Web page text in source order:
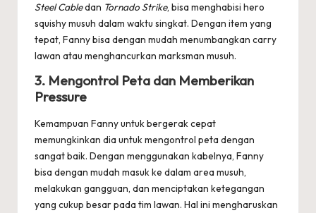
Steel Cabledan Tornado Strike, bisa menghabisi hero
squishy musuh dalam waktu singkat. Dengan item yang
tepat, Fanny bisa dengan mudah menumbangkan carry
lawan atau menghancurkan marksman musuh.
3. Mengontrol Peta dan Memberikan
Pressure
Kemampuan Fanny untuk bergerak cepat
memungkinkan dia untuk mengontrol peta dengan
sangat baik. Dengan menggunakan kabelnya, Fanny
bisa dengan mudah masuk ke dalam area musuh,
melakukan gangguan, dan menciptakan ketegangan
yang cukup besar pada tim lawan. Hal ini mengharuskan